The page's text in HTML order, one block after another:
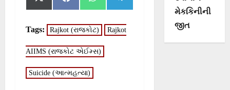
r
e
n
w
i
t
t
r
)
r
e
n
e
b
o
o
r
e
t
s
A
Tags: Rajkot (રાજકોટ) Rajkot
AIIMS (રાજકોટ એઈમ્સ)
Suicide (આત્મહત્યા)
મેકકિનીની
જીત